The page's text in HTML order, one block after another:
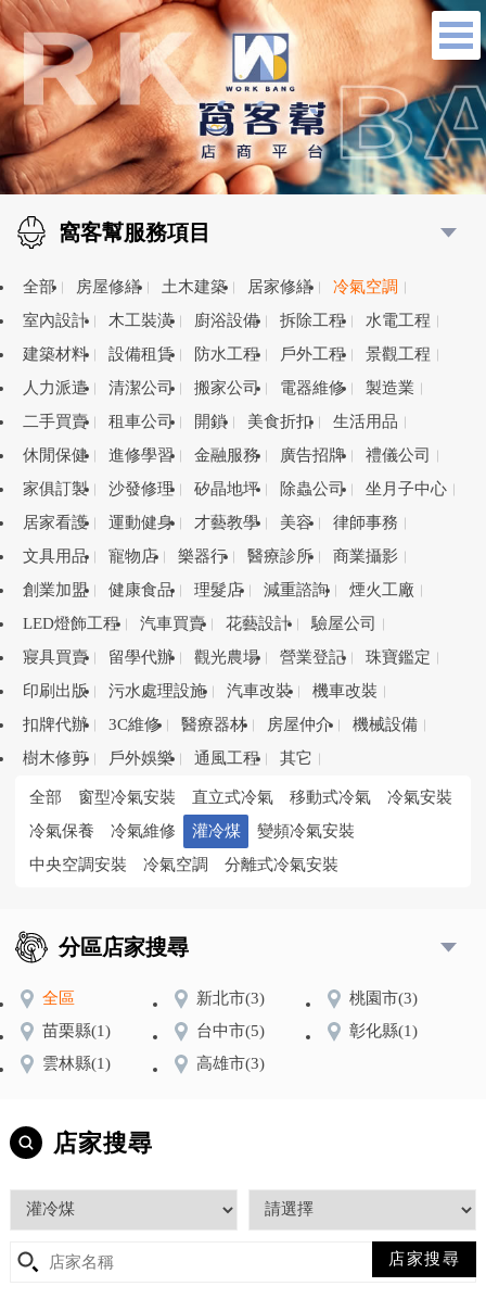
窩客幫服務項目
全部 房屋修繕 土木建築 居家修繕
冷氣空調
室內設計
木工裝潢 廚浴設備 拆除工程
水電工程
建築材料
設備租賃 防水工程 戶外工程
景觀工程
人力派遣
清潔公司 搬家公司 電器維修
製造業
二手買賣
租車公司 開鎖 美食折扣
生活用品
休閒保健
進修學習 金融服務 廣告招牌
禮儀公司
家俱訂製
沙發修理 矽晶地坪 除蟲公司
坐月子中心
居家看護
運動健身 才藝教學 美容
律師事務
文具用品
寵物店 樂器行 醫療診所
商業攝影
創業加盟
健康食品 理髮店 減重諮詢
煙火工廠
LED燈飾工程
汽車買賣 花藝設計
驗屋公司
寢具買賣
留學代辦 觀光農場 營業登記
珠寶鑑定
印刷出版
污水處理設施 汽車改裝
機車改裝
扣牌代辦
3C維修 醫療器材 房屋仲介
機械設備
樹木修剪
戶外娛樂 通風工程 其它
全部 窗型冷氣安裝 直立式冷氣 移動式冷氣
冷氣安裝
冷氣保養
冷氣維修 灌冷煤
變頻冷氣安裝
中央空調安裝
冷氣空調 分離式冷氣安裝
分區店家搜尋
全區 新北市(3) 桃園市(3)
苗栗縣(1) 台中市(5) 彰化縣(1)
雲林縣(1) 高雄市(3)
店家搜尋